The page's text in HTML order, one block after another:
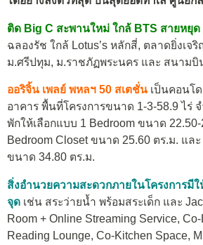
ติด Big C สะพานใหม่ ใกล้ BTS สายหยุด
ฉลองรัช ใกล้ Lotus’s หลักสี่, ตลาดยิ่งเจ
ม.ศรีปทุม, ม.ราชภัฏพระนคร และ สนามบิ
ออริจิ้น เพลย์ พหลฯ 50 สเตชั่น เป็นคอนโ
อาคาร พื้นที่โครงการขนาด 1-3-58.9 ไร่
พักให้เลือกแบบ 1 Bedroom ขนาด 22.50-
Bedroom Closet ขนาด 25.60 ตร.ม. แล
ขนาด 34.80 ตร.ม.
สิ่งอำนวยความสะดวกภายในโครงการมี
จุด เช่น สระว่ายน้ำ พร้อมสระเด็ก และ
Room + Online Streaming Service,
Reading Lounge, Co-Kitchen Space,